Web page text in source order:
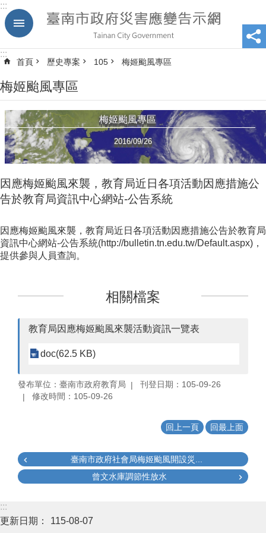
跳到主要內容區塊
:::
:::
首頁 歷史專案 105 梅姬颱風專區
梅姬颱風專區
梅姬颱風專區
2016/09/26
因應梅姬颱風來襲，教育局近日各項活動因應措施公
告於教育局資訊中心網站-公告系統
因應梅姬颱風來襲，教育局近日各項活動因應措施公告於教育局
資訊中心網站-公告系統(http://bulletin.tn.edu.tw/Default.aspx)，
提供參與人員查詢。
相關檔案
教育局因應梅姬颱風來襲活動資訊一覽表
doc(62.5 KB)
發布單位：臺南市政府教育局
刊登日期：105-09-26
修改時間：105-09-26
回上一頁 回最上面
臺南市政府社會局梅姬颱風開設災...
曾文水庫調節性放水
:::
更新日期：
115-08-07